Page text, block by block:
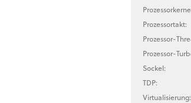
Prozessortakt:
Prozessor-
Prozessor-
Sockel:
TDP:
Virtualisierung: